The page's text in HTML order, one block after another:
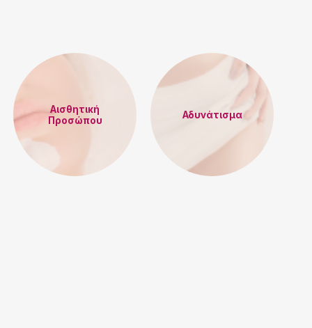
Αισθητική
Προσώπου
Αδυνάτισμα